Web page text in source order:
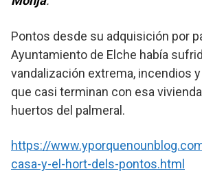
Pontos desde su adquisición por
Ayuntamiento de Elche había
vandalización extrema, incendios
que casi terminan con esa
huertos del palmeral.
https://
casa-y-el-hort-dels-pontos.html